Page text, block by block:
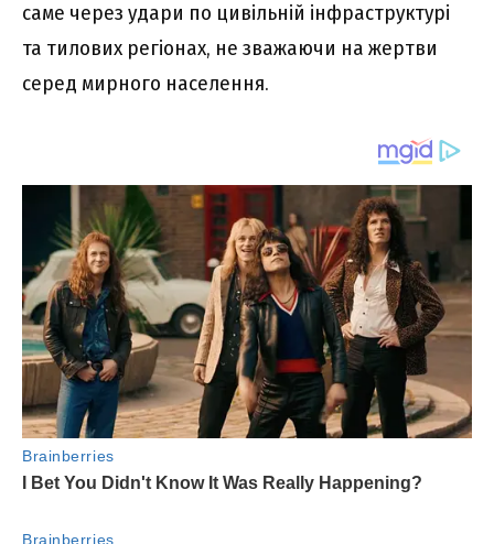
саме через удари по цивільній інфраструктурі
та тилових регіонах, не зважаючи на жертви
серед мирного населення.